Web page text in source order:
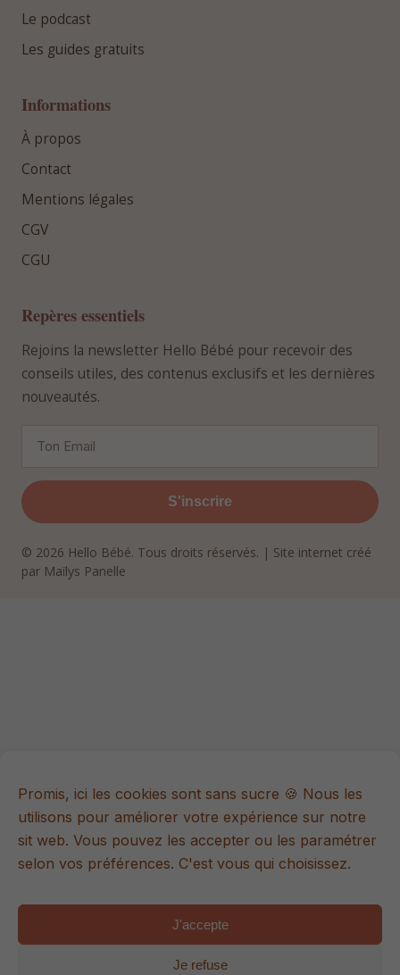
Promis, ici les cookies sont sans sucre 🍪 Nous les
utilisons pour améliorer votre expérience sur notre
sit web. Vous pouvez les accepter ou les paramétrer
selon vos préférences. C'est vous qui choisissez.
J'accepte
Je refuse
Le podcast
Les guides gratuits
Informations
À propos
Contact
Mentions légales
CGV
CGU
Repères essentiels
Rejoins la newsletter Hello Bébé pour recevoir des
conseils utiles, des contenus exclusifs et les dernières
nouveautés.
S'inscrire
© 2026 Hello Bébé. Tous droits réservés. | Site internet créé
par Maïlys Panelle